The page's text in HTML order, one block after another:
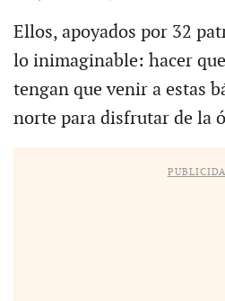
Ellos, apoyados por 32
lo inimaginable: hacer
tengan que venir a estas
norte para disfrutar de la